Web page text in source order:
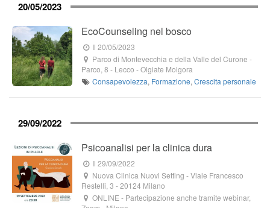
20/05/2023
EcoCounseling nel bosco
Il 20/05/2023
Parco di Montevecchia e della Valle del Curone -
Parco, 8 - Lecco -Olgiate Molgora
Consapevolezza, Formazione,Crescita personale
29/09/2022
Psicoanalisi per la clinica dura
Il 29/09/2022
Nuova Clinica Nuovi Setting -Viale Francesco
Restelli, 3 -20124 Milano
ONLINE - Partecipazione anche tramite webinar,